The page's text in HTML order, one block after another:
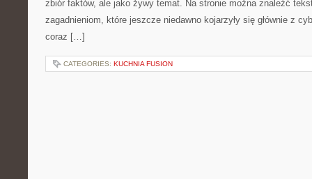
zbiór faktów, ale jako żywy temat. Na stronie można znaleźć
zagadnieniom, które jeszcze niedawno kojarzyły się głównie z
coraz […]
CATEGORIES: KUCHNIA FUSION